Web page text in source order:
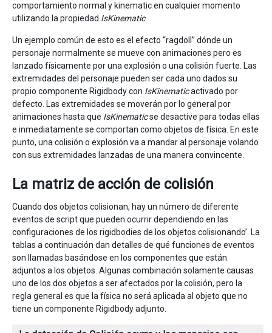
comportamiento normal y kinematic en cualquier momento
utilizando la propiedad IsKinematic.
Un ejemplo común de esto es el efecto “ragdoll” dónde un
personaje normalmente se mueve con animaciones pero es
lanzado físicamente por una explosión o una colisión fuerte. Las
extremidades del personaje pueden ser cada uno dados su
propio componente Rigidbody con IsKinematicactivado por
defecto. Las extremidades se moverán por lo general por
animaciones hasta que IsKinematicse desactive para todas ellas
e inmediatamente se comportan como objetos de física. En este
punto, una colisión o explosión va a mandar al personaje volando
con sus extremidades lanzadas de una manera convincente.
La matriz de acción de colisión
Cuando dos objetos colisionan, hay un número de diferente
eventos de script que pueden ocurrir dependiendo en las
configuraciones de los rigidbodies de los objetos colisionando’. La
tablas a continuación dan detalles de qué funciones de eventos
son llamadas basándose en los componentes que están
adjuntos a los objetos. Algunas combinación solamente causas
uno de los dos objetos a ser afectados por la colisión, pero la
regla general es que la física no será aplicada al objeto que no
tiene un componente Rigidbody adjunto.